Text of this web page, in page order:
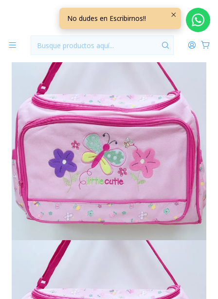
Inicio Pañaleras
Bolso Maternal Con Cambiador Rosado Mariposa
No dudes en Escribirnos!!